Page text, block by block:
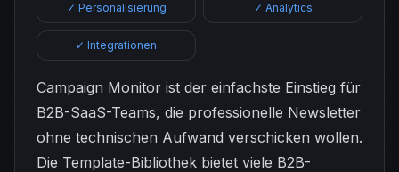
✓ Personalisierung ✓ Analytics
✓ Integrationen
Campaign Monitor ist der einfachste Einstieg für
B2B-SaaS-Teams, die professionelle Newsletter
ohne technischen Aufwand verschicken wollen.
Die Template-Bibliothek bietet viele B2B-